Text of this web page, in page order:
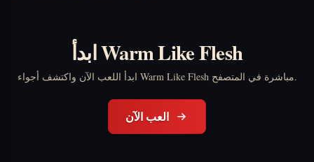
ابدأ Warm Like Flesh
ابدأ اللعب الآن واكتشف أجواء Warm Like Flesh مباشرة في المتصفح.
العب الآن